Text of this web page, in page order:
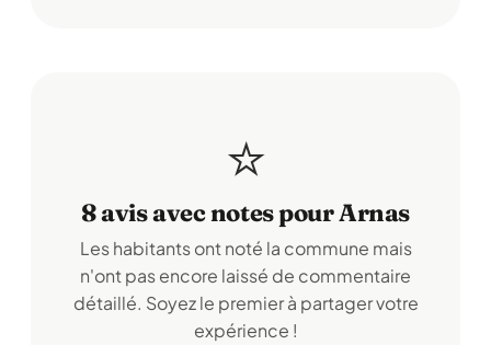
⭐
8 avis avec notes pour Arnas
Les habitants ont noté la commune mais
n'ont pas encore laissé de commentaire
détaillé. Soyez le premier à partager votre
expérience !